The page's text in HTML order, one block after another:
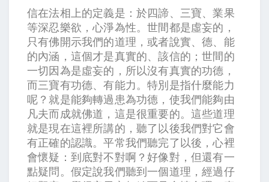
信在法相上的定義是：於四諦、三寶、業果
等深忍樂欲，心淨為性。世間都是虛妄的，
只有佛開示我們的道理，或者說實、德、能
的內涵，這個才是真實的、該信的；世間的
一切因為是虛妄的，所以沒有真實的功德，
而三寶有功德、有能力。特別是指什麼能力
呢？就是能夠轉過患為功德，使我們能夠由
凡夫而成就佛道，這是很重要的。這些道理
就是現在這裡所講的，聽了以後我們對它會
有正確的認識。平常我們聽完了以後，心裡
會懷疑：到底對不對啊？好像對，但還有一
點疑問。假定說我們聽到一個道理，經過仔